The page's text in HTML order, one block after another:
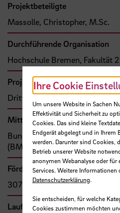
Projektbeteiligte
Massolle, Christopher, M.Sc.
Durchführende Organisation
Hochschule Bremen, Fakultät 2
Projekttyp
Drittmittelprojekt (Zuwendung)
Mittel- bzw. Auftragsgeber
Bund, Bundesministerium für
(BMBF)
Förder- bzw. Auftragssumme
307.783,00 €
Laufzeit
Ihre Cookie
Um unsere Website in Sachen
Effektivität und Sicherheit zu
Cookies. Das sind kleine
Endgerät abgelegt und in Ihrem
werden. Darunter sind Cookies,
Betrieb unserer Website
anonymen Webanalyse oder
Services. Weitere Informationen
Datenschutzerklärung.
Sie entscheiden, für welche
Cookies zustimmen möchten